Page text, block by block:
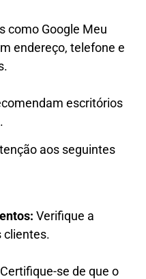
como Google Meu
endereço, telefone e
escritórios
aos seguintes
Verifique a
clientes.
Certifique-se de que o